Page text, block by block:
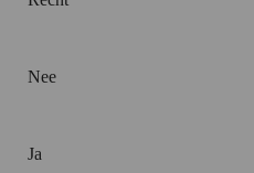
Nee
Ja